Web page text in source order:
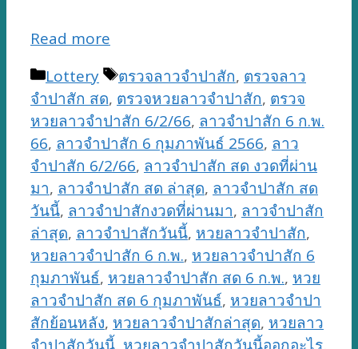
Read more
Categories
Lottery Tags
ตรวจลาวจำปาสัก, ตรวจลาว
จำปาสัก สด, ตรวจหวยลาวจำปาสัก, ตรวจ
หวยลาวจำปาสัก 6/2/66, ลาวจำปาสัก 6 ก.พ.
66, ลาวจำปาสัก 6 กุมภาพันธ์ 2566, ลาว
จำปาสัก 6/2/66, ลาวจำปาสัก สด งวดที่ผ่าน
มา, ลาวจำปาสัก สด ล่าสุด, ลาวจำปาสัก สด
วันนี้, ลาวจำปาสักงวดที่ผ่านมา, ลาวจำปาสัก
ล่าสุด, ลาวจำปาสักวันนี้, หวยลาวจำปาสัก,
หวยลาวจำปาสัก 6 ก.พ., หวยลาวจำปาสัก 6
กุมภาพันธ์, หวยลาวจำปาสัก สด 6 ก.พ., หวย
ลาวจำปาสัก สด 6 กุมภาพันธ์, หวยลาวจำปา
สักย้อนหลัง, หวยลาวจำปาสักล่าสุด, หวยลาว